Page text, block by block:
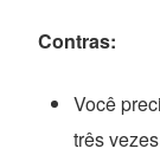
Contras:
Você
três vezes